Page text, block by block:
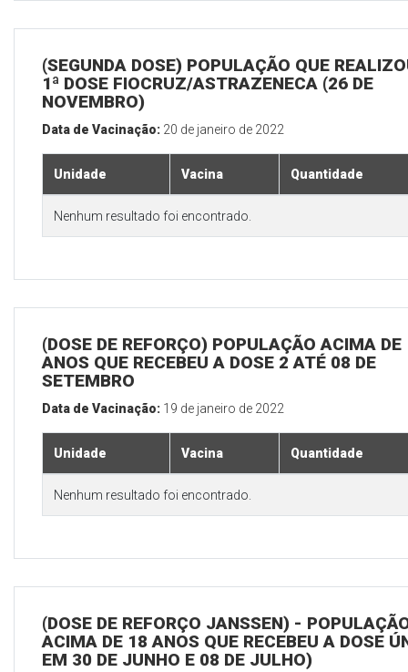
(SEGUNDA DOSE) POPULAÇÃO QUE
1ª DOSE FIOCRUZ/ASTRAZENECA (26 DE
NOVEMBRO)
Data de Vacinação: 20 de janeiro de 2022
Unidade Vacina Quantidade
Nenhum resultado foi encontrado.
(DOSE DE REFORÇO) POPULAÇÃO ACIMA DE
ANOS QUE RECEBEU A DOSE 2 ATÉ 08 DE
SETEMBRO
Data de Vacinação: 19 de janeiro de 2022
Unidade Vacina Quantidade
Nenhum resultado foi encontrado.
(DOSE DE REFORÇO JANSSEN) -
ACIMA DE 18 ANOS QUE RECEBEU A DOSE
EM 30 DE JUNHO E 08 DE JULHO)